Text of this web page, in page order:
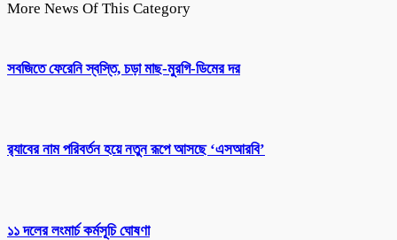
More News Of This Category
সবজিতে ফেরেনি স্বস্তি, চড়া মাছ-মুরগি-ডিমের দর
র‌্যাবের নাম পরিবর্তন হয়ে নতুন রূপে আসছে ‘এসআরবি’
১১ দলের লংমার্চ কর্মসূচি ঘোষণা